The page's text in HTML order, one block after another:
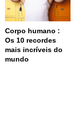
Corpo humano :
Os 10 recordes
mais incríveis do
mundo